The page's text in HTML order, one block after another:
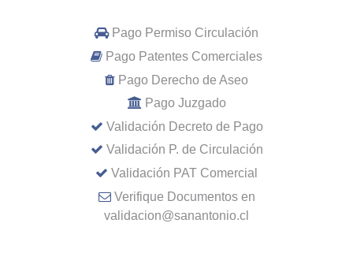
Pago Permiso Circulación
Pago Patentes Comerciales
Pago Derecho de Aseo
Pago Juzgado
Validación Decreto de Pago
Validación P. de Circulación
Validación PAT Comercial
Verifique Documentos en
validacion@sanantonio.cl